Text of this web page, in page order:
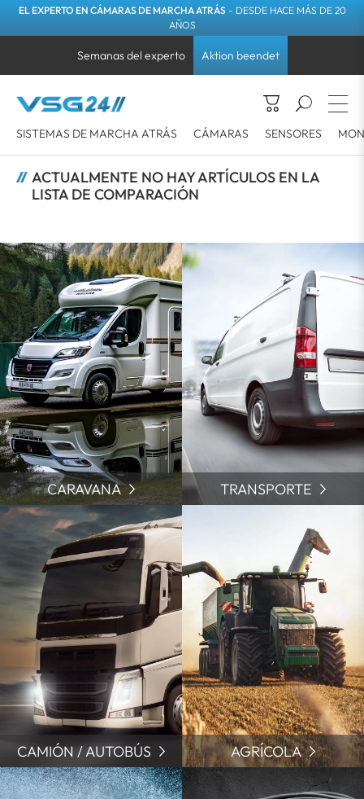
EL EXPERTO EN CÁMARAS DE MARCHA ATRÁS- DESDE HACE MÁS DE 20
AÑOS
Semanas del experto Aktion beendet
SISTEMAS DE MARCHA ATRÁS CÁMARAS SENSORES
ACTUALMENTE NO HAY ARTÍCULOS EN LA
LISTA DE COMPARACIÓN
CARAVANA TRANSPORTE
CAMIÓN / AUTOBÚS AGRÍCOLA